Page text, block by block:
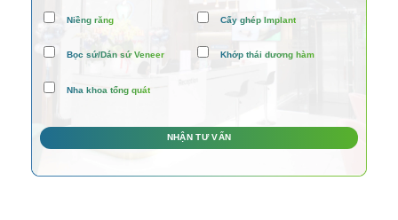
Niềng răng Cấy ghép Implant
Bọc sứ/Dán sứ Veneer Khớp thái dương hàm
Nha khoa tổng quát